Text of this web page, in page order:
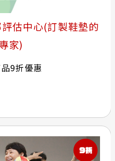
估中心(訂製鞋墊的
家)
9折優惠